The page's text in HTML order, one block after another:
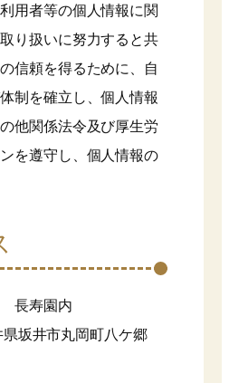
用者等の個人情報に関
り扱いに努力すると共
信頼を得るために、自
制を確立し、個人情報
他関係法令及び厚生労
を遵守し、個人情報の
長寿園内
坂井市丸岡町八ケ郷